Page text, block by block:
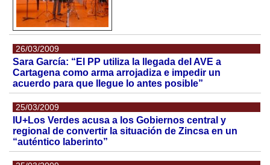
26/03/2009
Sara García: “El PP utiliza la llegada del AVE a
Cartagena como arma arrojadiza e impedir un
acuerdo para que llegue lo antes posible”
25/03/2009
IU+Los Verdes acusa a los Gobiernos central y
regional de convertir la situación de Zincsa en un
“auténtico laberinto”